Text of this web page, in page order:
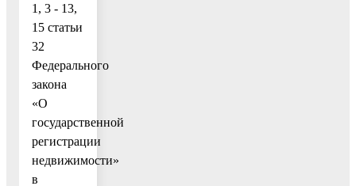
1, 3 - 13,
15 статьи
32
Федерального
закона
«О
государственной
регистрации
недвижимости»
в